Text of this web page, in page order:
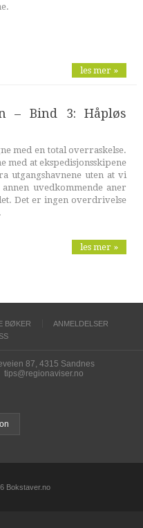
les mer »
– Bind 3: Håpløs
med en total overraskelse.
med at ekspedisjonsskipene
utgangshavnene uten at vi
uvedkommende aner
Det er ingen overdrivelse
les mer »
BØKER
ANMELDELSER
87, 4315 Sandnes
tips@regionaviser.no
Bokstaver.no